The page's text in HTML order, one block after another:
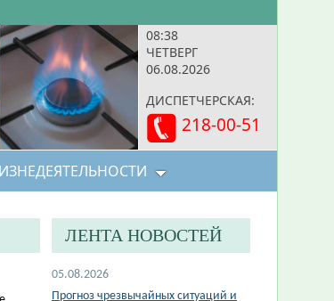
08:38
ЧЕТВЕРГ
06.08.2026
ДИСПЕТЧЕРСКАЯ:
218-00-51
ЛЕНТА НОВОСТЕЙ
05.08.2026
Прогноз чрезвычайных ситуаций и